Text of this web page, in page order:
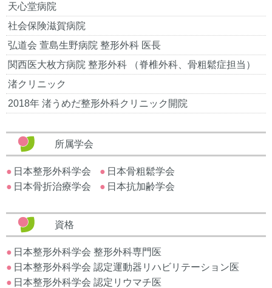
天心堂病院
社会保険滋賀病院
弘道会 萱島生野病院 整形外科 医長
関西医大枚方病院 整形外科 （脊椎外科、骨粗鬆症担当）
渚クリニック
2018年 渚うめだ整形外科クリニック開院
所属学会
日本整形外科学会
日本骨粗鬆学会
日本骨折治療学会
日本抗加齢学会
資格
日本整形外科学会 整形外科専門医
日本整形外科学会 認定運動器リハビリテーション医
日本整形外科学会 認定リウマチ医